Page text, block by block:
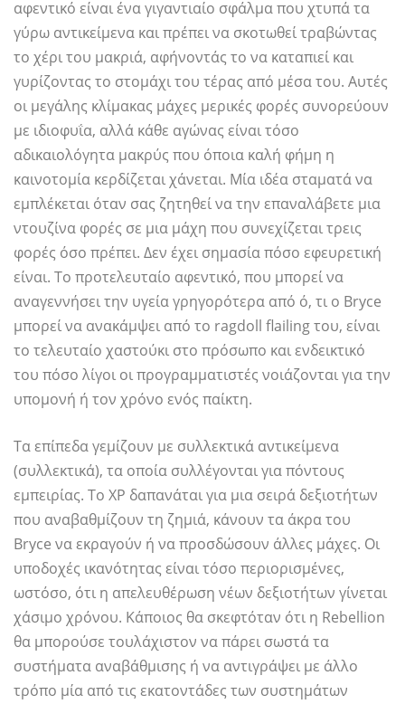
αφεντικό είναι ένα γιγαντιαίο σφάλμα που χτυπά τα
γύρω αντικείμενα και πρέπει να σκοτωθεί τραβώντας
το χέρι του μακριά, αφήνοντάς το να καταπιεί και
γυρίζοντας το στομάχι του τέρας από μέσα του. Αυτές
οι μεγάλης κλίμακας μάχες μερικές φορές συνορεύουν
με ιδιοφυΐα, αλλά κάθε αγώνας είναι τόσο
αδικαιολόγητα μακρύς που όποια καλή φήμη η
καινοτομία κερδίζεται χάνεται. Μία ιδέα σταματά να
εμπλέκεται όταν σας ζητηθεί να την επαναλάβετε μια
ντουζίνα φορές σε μια μάχη που συνεχίζεται τρεις
φορές όσο πρέπει. Δεν έχει σημασία πόσο εφευρετική
είναι. Το προτελευταίο αφεντικό, που μπορεί να
αναγεννήσει την υγεία γρηγορότερα από ό, τι ο Bryce
μπορεί να ανακάμψει από το ragdoll flailing του, είναι
το τελευταίο χαστούκι στο πρόσωπο και ενδεικτικό
του πόσο λίγοι οι προγραμματιστές νοιάζονται για την
υπομονή ή τον χρόνο ενός παίκτη.
Τα επίπεδα γεμίζουν με συλλεκτικά αντικείμενα
(συλλεκτικά), τα οποία συλλέγονται για πόντους
εμπειρίας. Το XP δαπανάται για μια σειρά δεξιοτήτων
που αναβαθμίζουν τη ζημιά, κάνουν τα άκρα του
Bryce να εκραγούν ή να προσδώσουν άλλες μάχες. Οι
υποδοχές ικανότητας είναι τόσο περιορισμένες,
ωστόσο, ότι η απελευθέρωση νέων δεξιοτήτων γίνεται
χάσιμο χρόνου. Κάποιος θα σκεφτόταν ότι η Rebellion
θα μπορούσε τουλάχιστον να πάρει σωστά τα
συστήματα αναβάθμισης ή να αντιγράψει με άλλο
τρόπο μία από τις εκατοντάδες των συστημάτων